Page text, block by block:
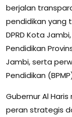
berjalan
pendidikan yang
DPRD Kota
Pendidikan
Jambi, serta
Pendidikan
Gubernur Al
peran strategis